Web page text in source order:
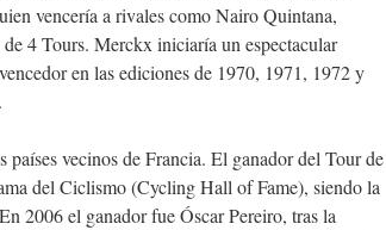
vencería a rivales como Nairo Quintana,
4 Tours. Merckx iniciaría un espectacular
en las ediciones de 1970, 1971, 1972 y
vecinos de Francia. El ganador del Tour de
del Ciclismo (Cycling Hall of Fame), siendo la
2006 el ganador fue Óscar Pereiro, tras la